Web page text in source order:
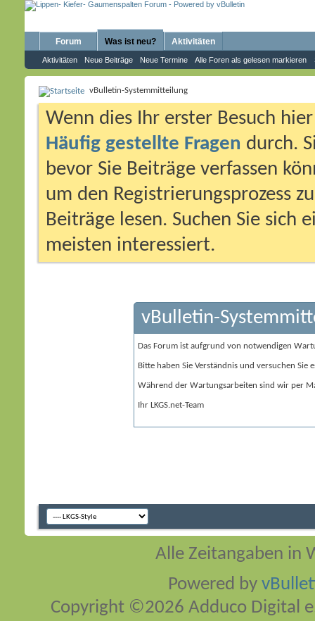
Forum Was ist neu?
Aktivitäten Neue Beiträge Neue Termine Alle Foren als gelesen markieren
Aktivitäten
vBulletin-Systemmitteilung
Wenn dies Ihr erster Besuch
Häufig gestellte Fragen durch.
bevor Sie Beiträge verfassen
um den Registrierungsprozess
Beiträge lesen. Suchen Sie sich
meisten interessiert.
vBulletin-
Das Forum ist aufgrund von notwendigen
Bitte haben Sie Verständnis und versuchen Sie
Während der Wartungsarbeiten sind wir per
Ihr LKGS.net-Team
Alle Zeitangaben in
Powered by
Copyright ©2026 Adduco Digital